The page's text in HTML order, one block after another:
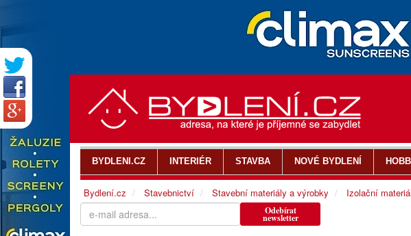
Odebírat
newsletter
BYDLENI.CZ INTERIÉR STAVBA NOVÉ BYDLENÍ
Bydlení.cz Stavebnictví Stavební materiály a výrobky Izolační